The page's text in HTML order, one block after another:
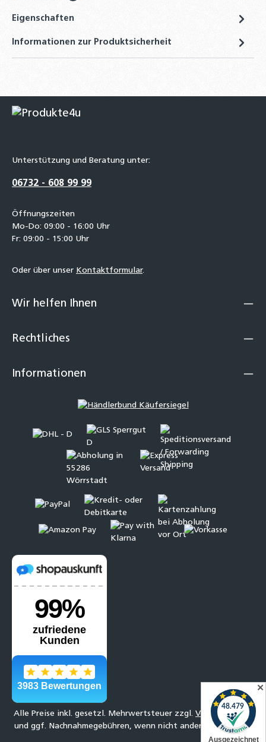
Eigenschaften
Informationen zur Produktsicherheit
Unterstützung und Beratung unter:
06732 - 608 99 99
Öffnungszeiten
Mo-Do: 09:00 - 16:00 Uhr
Fr: 09:00 - 15:00 Uhr
Oder über unser Kontaktformular.
Wir helfen Ihnen
Rechtliches
Informationen
Alle Preise inkl. gesetzl. Mehrwertsteuer zzgl. Versandkosten
und ggf. Nachnahmegebühren, wenn nicht anders angegeben.
✕